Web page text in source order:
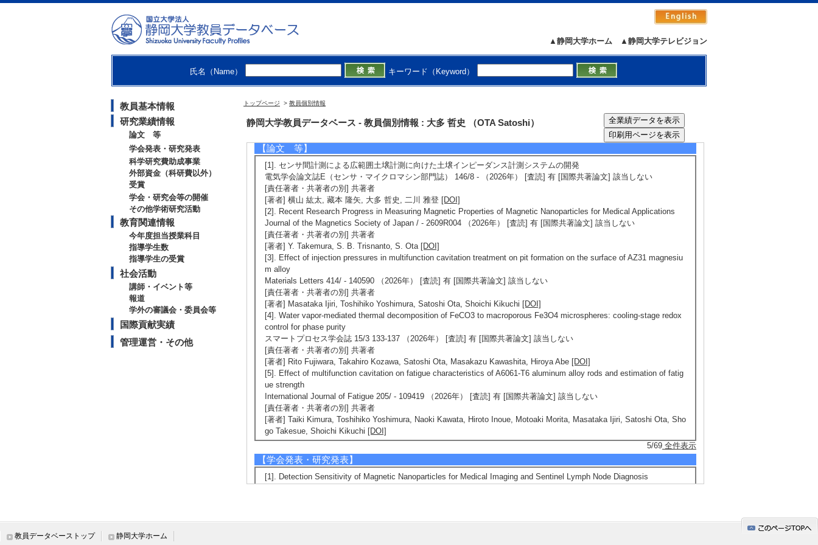
▲静岡大学テレビジョン
▲静岡大学ホーム
氏名（Name） キーワード（Keyword）
教員基本情報
研究業績情報
論文 等
学会発表・研究発表
科学研究費助成事業
外部資金（科研費以外）
受賞
学会・研究会等の開催
その他学術研究活動
教育関連情報
今年度担当授業科目
指導学生数
指導学生の受賞
社会活動
講師・イベント等
報道
学外の審議会・委員会等
国際貢献実績
管理運営・その他
トップページ > 教員個別情報
静岡大学教員データベース - 教員個別情報 : 大多 哲史 （OTA Satoshi）
【研究シーズ】
料・ナノテク[URL]
研究業績情報
【論文 等】
[1]. センサ間計測による広範囲土壌計測に向けた土壌インピーダンス計測システムの開発
電気学会論文誌E（センサ・マイクロマシン部門誌） 146/8 - （2026年） [査読] 有 [国際共著論文] 該当しない
[責任著者・共著者の別] 共著者
[著者] 横山 紘太, 藏本 隆矢, 大多 哲史, 二川 雅登 [DOI]
[2]. Recent Research Progress in Measuring Magnetic Properties of Magnetic Nanoparticles for Medical Applications
Journal of the Magnetics Society of Japan / - 2609R004 （2026年） [査読] 有 [国際共著論文] 該当しない
[責任著者・共著者の別] 共著者
[著者] Y. Takemura, S. B. Trisnanto, S. Ota [DOI]
[3]. Effect of injection pressures in multifunction cavitation treatment on pit formation on the surface of AZ31 magnesiu
m alloy
Materials Letters 414/ - 140590 （2026年） [査読] 有 [国際共著論文] 該当しない
[責任著者・共著者の別] 共著者
[著者] Masataka Ijiri, Toshihiko Yoshimura, Satoshi Ota, Shoichi Kikuchi [DOI]
[4]. Water vapor-mediated thermal decomposition of FeCO3 to macroporous Fe3O4 microspheres: cooling-stage redox
control for phase purity
スマートプロセス学会誌 15/3 133-137 （2026年） [査読] 有 [国際共著論文] 該当しない
[責任著者・共著者の別] 共著者
[著者] Rito Fujiwara, Takahiro Kozawa, Satoshi Ota, Masakazu Kawashita, Hiroya Abe [DOI]
[5]. Effect of multifunction cavitation on fatigue characteristics of A6061-T6 aluminum alloy rods and estimation of fatig
ue strength
International Journal of Fatigue 205/ - 109419 （2026年） [査読] 有 [国際共著論文] 該当しない
[責任著者・共著者の別] 共著者
[著者] Taiki Kimura, Toshihiko Yoshimura, Naoki Kawata, Hiroto Inoue, Motoaki Morita, Masataka Ijiri, Satoshi Ota, Sho
go Takesue, Shoichi Kikuchi [DOI]
5/69 全件表示
【学会発表・研究発表】
[1]. Detection Sensitivity of Magnetic Nanoparticles for Medical Imaging and Sentinel Lymph Node Diagnosis
[2]. 生体内における磁性ナノ粒子の磁気緩和現象の解析とがん診断治療への展開
教員データベーストップ 静岡大学ホーム